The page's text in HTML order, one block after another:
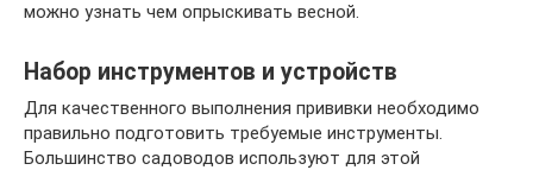
можно узнать чем опрыскивать весной.
Набор инструментов и устройств
Для качественного выполнения прививки необходимо
правильно подготовить требуемые инструменты.
Большинство садоводов используют для этой